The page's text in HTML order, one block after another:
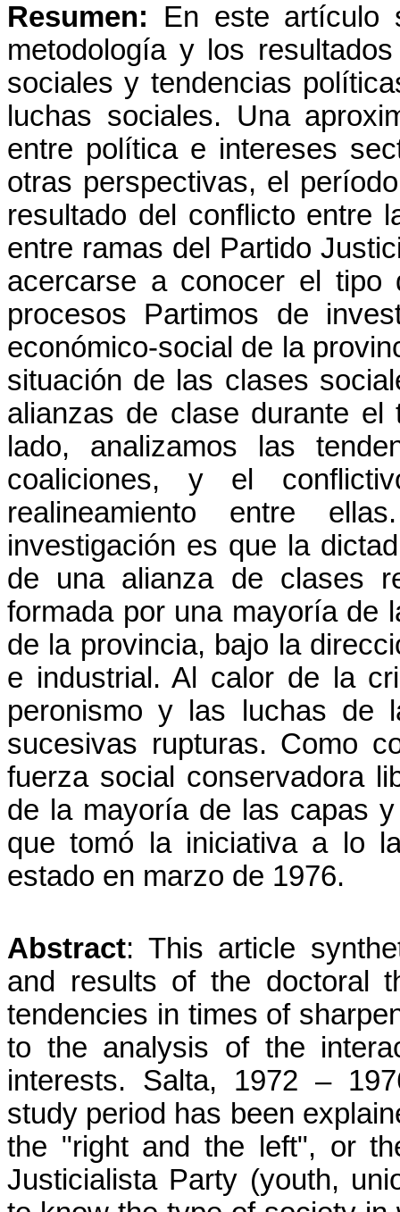
Resumen: En este artículo
metodología y los
sociales y tendencias
luchas sociales. Una
entre política e intereses
otras perspectivas, el
resultado del conflicto entre
entre ramas del Partido
acercarse a conocer el
procesos Partimos de
económico-social de la
situación de las clases
alianzas de clase durante
lado, analizamos las
coaliciones, y el
realineamiento entre
investigación es que la
de una alianza de clases
formada por una mayoría de
de la provincia, bajo la
e industrial. Al calor de la
peronismo y las luchas de
sucesivas rupturas. Como
fuerza social conservadora
de la mayoría de las capas
que tomó la iniciativa a lo
estado en marzo de 1976.
Abstract: This article
and results of the doctoral
tendencies in times of
to the analysis of the
interests. Salta, 1972 –
study period has been
the "right and the left", or
Justicialista Party (youth,